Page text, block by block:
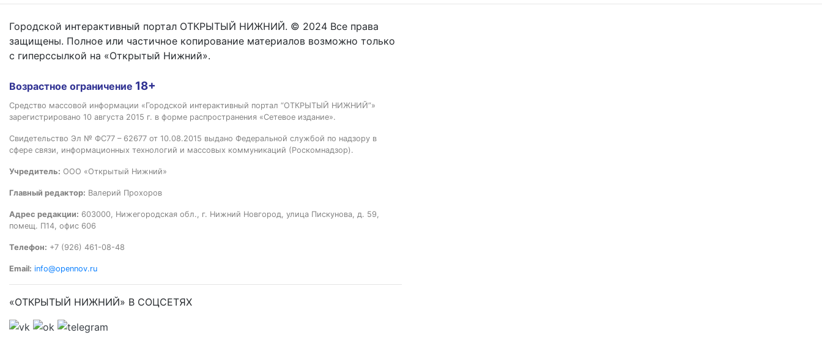
Городской интерактивный портал ОТКРЫТЫЙ НИЖНИЙ. © 2024 Все права
защищены. Полное или частичное копирование материалов возможно только
с гиперссылкой на «Открытый Нижний».
Возрастное ограничение 18+
Средство массовой информации «Городской интерактивный портал “ОТКРЫТЫЙ НИЖНИЙ”»
зарегистрировано 10 августа 2015 г. в форме распространения «Сетевое издание».
Свидетельство Эл № ФС77 – 62677 от 10.08.2015 выдано Федеральной службой по надзору в
сфере связи, информационных технологий и массовых коммуникаций (Роскомнадзор).
Учредитель: ООО «Открытый Нижний»
Главный редактор: Валерий Прохоров
Адрес редакции: 603000, Нижегородская обл., г. Нижний Новгород, улица Пискунова, д. 59,
помещ. П14, офис 606
Телефон: +7 (926) 461-08-48
Email: info@opennov.ru
«ОТКРЫТЫЙ НИЖНИЙ» В СОЦСЕТЯХ